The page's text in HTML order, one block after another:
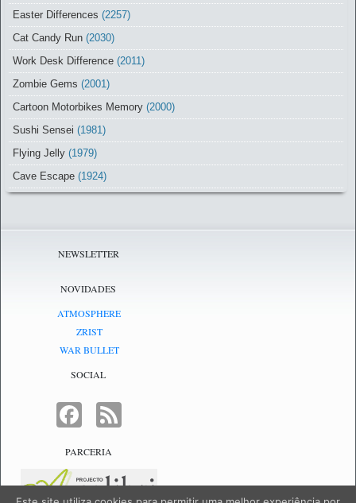
Easter Differences (2257)
Cat Candy Run (2030)
Work Desk Difference (2011)
Zombie Gems (2001)
Cartoon Motorbikes Memory (2000)
Sushi Sensei (1981)
Flying Jelly (1979)
Cave Escape (1924)
NEWSLETTER
NOVIDADES
ATMOSPHERE
ZRIST
WAR BULLET
SOCIAL
FACEBOOK
PARCERIA